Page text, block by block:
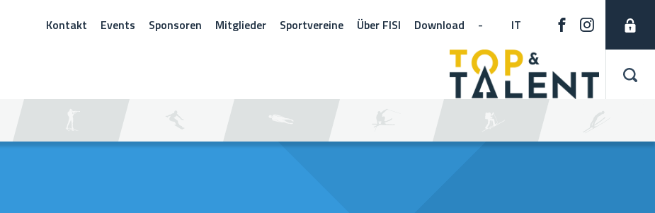
Kontakt Events Sponsoren Mitglieder Sportvereine Über FISI Download - IT